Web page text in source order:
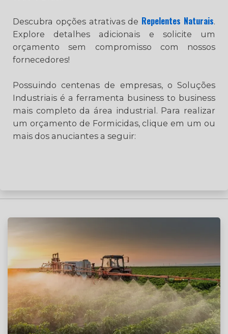
Descubra opções atrativas de Repelentes Naturais.
Explore detalhes adicionais e solicite um
orçamento sem compromisso com nossos
fornecedores!
Possuindo centenas de empresas, o Soluções
Industriais é a ferramenta business to business
mais completo da área industrial. Para realizar
um orçamento de Formicidas, clique em um ou
mais dos anuciantes a seguir: